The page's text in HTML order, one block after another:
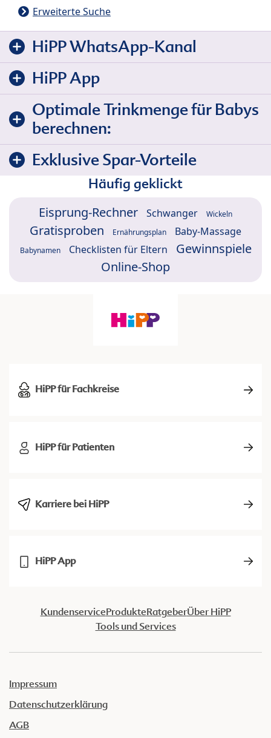
Erweiterte Suche
HiPP WhatsApp-Kanal
HiPP App
Optimale Trinkmenge für Babys
berechnen:
Exklusive Spar-Vorteile
Häufig geklickt
Eisprung-Rechner Schwanger Wickeln
Gratisproben Ernährungsplan Baby-Massage
Babynamen Checklisten für Eltern
Gewinnspiele
Online-Shop
HiPP für Fachkreise
HiPP für Patienten
Karriere bei HiPP
HiPP App
KundenserviceProdukteRatgeberÜber HiPP
Tools und Services
Impressum
Datenschutzerklärung
AGB